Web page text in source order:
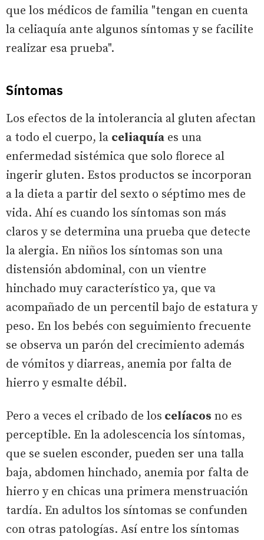
que los médicos de familia "tengan en cuenta
la celiaquía ante algunos síntomas y se facilite
realizar esa prueba".
Síntomas
Los efectos de la intolerancia al gluten afectan
a todo el cuerpo, la celiaquía es una
enfermedad sistémica que solo florece al
ingerir gluten. Estos productos se incorporan
a la dieta a partir del sexto o séptimo mes de
vida. Ahí es cuando los síntomas son más
claros y se determina una prueba que detecte
la alergia. En niños los síntomas son una
distensión abdominal, con un vientre
hinchado muy característico ya, que va
acompañado de un percentil bajo de estatura y
peso. En los bebés con seguimiento frecuente
se observa un parón del crecimiento además
de vómitos y diarreas, anemia por falta de
hierro y esmalte débil.
Pero a veces el cribado de los celíacos no es
perceptible. En la adolescencia los síntomas,
que se suelen esconder, pueden ser una talla
baja, abdomen hinchado, anemia por falta de
hierro y en chicas una primera menstruación
tardía. En adultos los síntomas se confunden
con otras patologías. Así entre los síntomas